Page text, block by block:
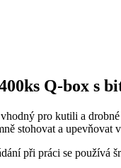
Q-box s
pro kutili a
stohovat a upevňovat
při práci se používá